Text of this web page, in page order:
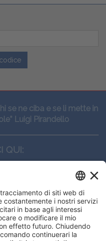
se ne ciba e se li mette in
Luigi Pirandello
QUI:
srl
- 20134, Milano